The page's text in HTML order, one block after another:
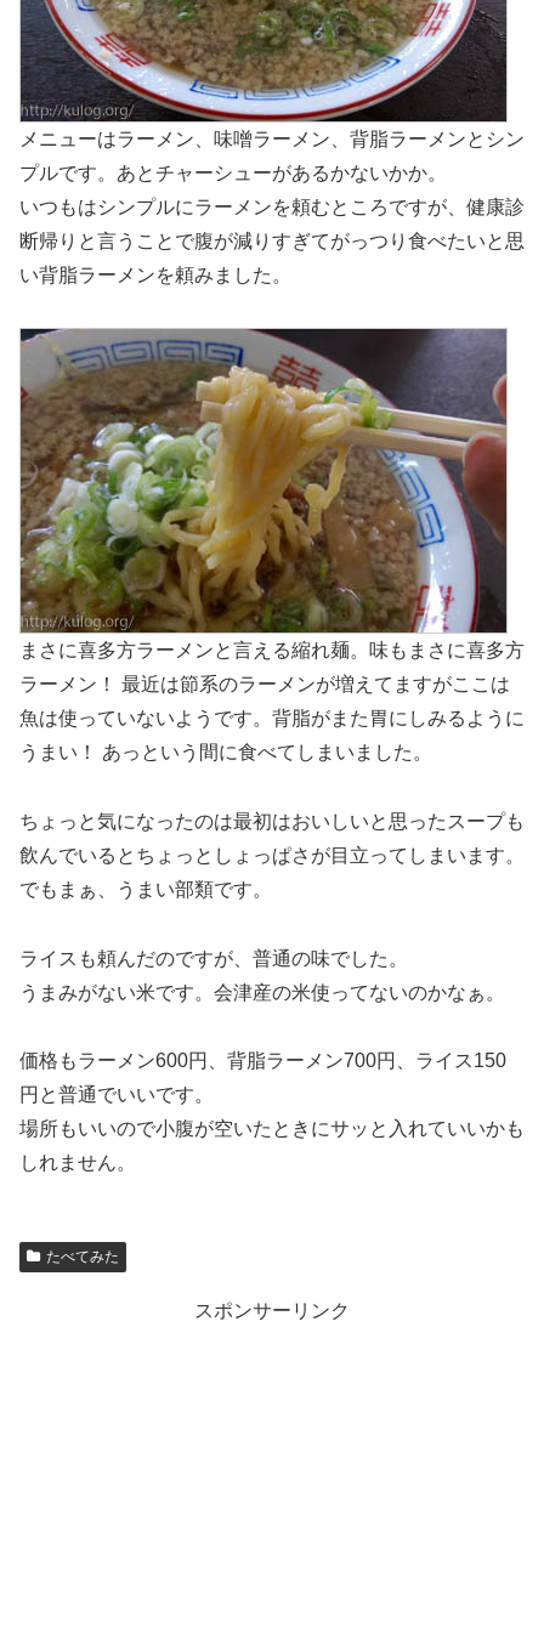
メニューはラーメン、味噌ラーメン、背脂ラーメンとシン
プルです。あとチャーシューがあるかないかか。
いつもはシンプルにラーメンを頼むところですが、健康診
断帰りと言うことで腹が減りすぎてがっつり食べたいと思
い背脂ラーメンを頼みました。
まさに喜多方ラーメンと言える縮れ麺。味もまさに喜多方
ラーメン！ 最近は節系のラーメンが増えてますがここは
魚は使っていないようです。背脂がまた胃にしみるように
うまい！ あっという間に食べてしまいました。
ちょっと気になったのは最初はおいしいと思ったスープも
飲んでいるとちょっとしょっぱさが目立ってしまいます。
でもまぁ、うまい部類です。
ライスも頼んだのですが、普通の味でした。
うまみがない米です。会津産の米使ってないのかなぁ。
価格もラーメン600円、背脂ラーメン700円、ライス150
円と普通でいいです。
場所もいいので小腹が空いたときにサッと入れていいかも
しれません。
たべてみた
スポンサーリンク